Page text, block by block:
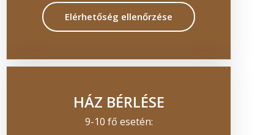
Elérhetőség ellenőrzése
HÁZ BÉRLÉSE
9-10 fő esetén: